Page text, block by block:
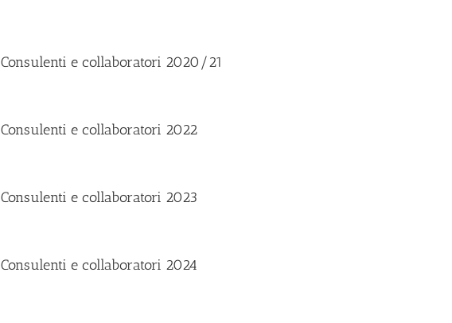
Consulenti e collaboratori 2020/21
Consulenti e collaboratori 2022
Consulenti e collaboratori 2023
Consulenti e collaboratori 2024